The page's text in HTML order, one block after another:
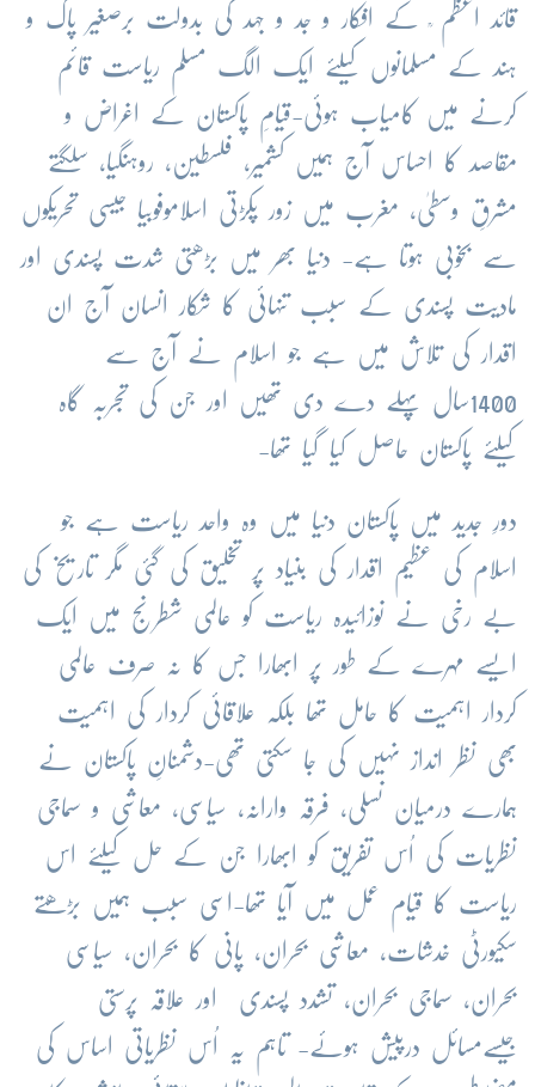
قائد اعظم ؒ کے افکار و جد و جہد کی بدولت برصغیر پاک و
ہند کے مسلمانوں کیلئے ایک الگ مسلم ریاست قائم
کرنے میں کامیاب ہوئی-قیامِ پاکستان کے اغراض و
مقاصد کا احساس آج ہمیں کشمیر، فلسطین، روہنگیا، سلگتے
مشرقِ وسطیٰ، مغرب میں زور پکڑتی اسلاموفوبیا جیسی تحریکوں
سے بخوبی ہوتا ہے- دنیا بھر میں بڑھتی شدت پسندی اور
مادیت پسندی کے سبب تنہائی کا شکار انسان آج ان
اقدار کی تلاش میں ہے جو اسلام نے آج سے
1400سال پہلے دے دی تھیں اور جن کی تجربہ گاہ
کیلئے پاکستان حاصل کیا گیا تھا-
دورِ جدید میں پاکستان دنیا میں وہ واحد ریاست ہے جو
اسلام کی عظیم اقدار کی بنیاد پر تخلیق کی گئی مگر تاریخ کی
بے رخی نے نوزائیدہ ریاست کو عالمی شطرنج میں ایک
ایسے مہرے کے طور پر ابھارا جس کا نہ صرف عالمی
کردار اہمیت کا حامل تھا بلکہ علاقائی کردار کی اہمیت
بھی نظر انداز نہیں کی جا سکتی تھی-دشمنانِ پاکستان نے
ہمارے درمیان نسلی، فرقہ وارانہ، سیاسی، معاشی و سماجی
نظریات کی اُس تفریق کو ابھارا جن کے حل کیلئے اس
ریاست کا قیام عمل میں آیا تھا-اسی سبب ہمیں بڑھتے
سکیورٹی خدشات، معاشی بحران، پانی کا بحران، سیاسی
بحران، سماجی بحران، تشدد پسندی اور علاقہ پرستی
جیسےمسائل درپیش ہوئے- تاہم یہ اُس نظریاتی اساس کی